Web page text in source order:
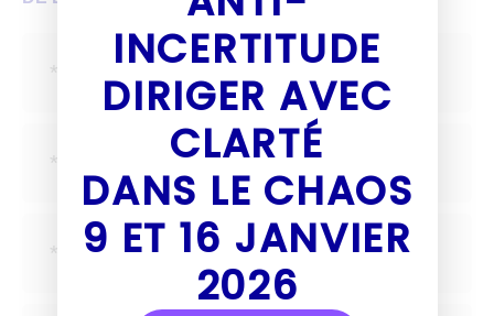
INCERTITUDE
DIRIGER AVEC
CLARTÉ
DANS LE CHAOS
9 ET 16 JANVIER
2026